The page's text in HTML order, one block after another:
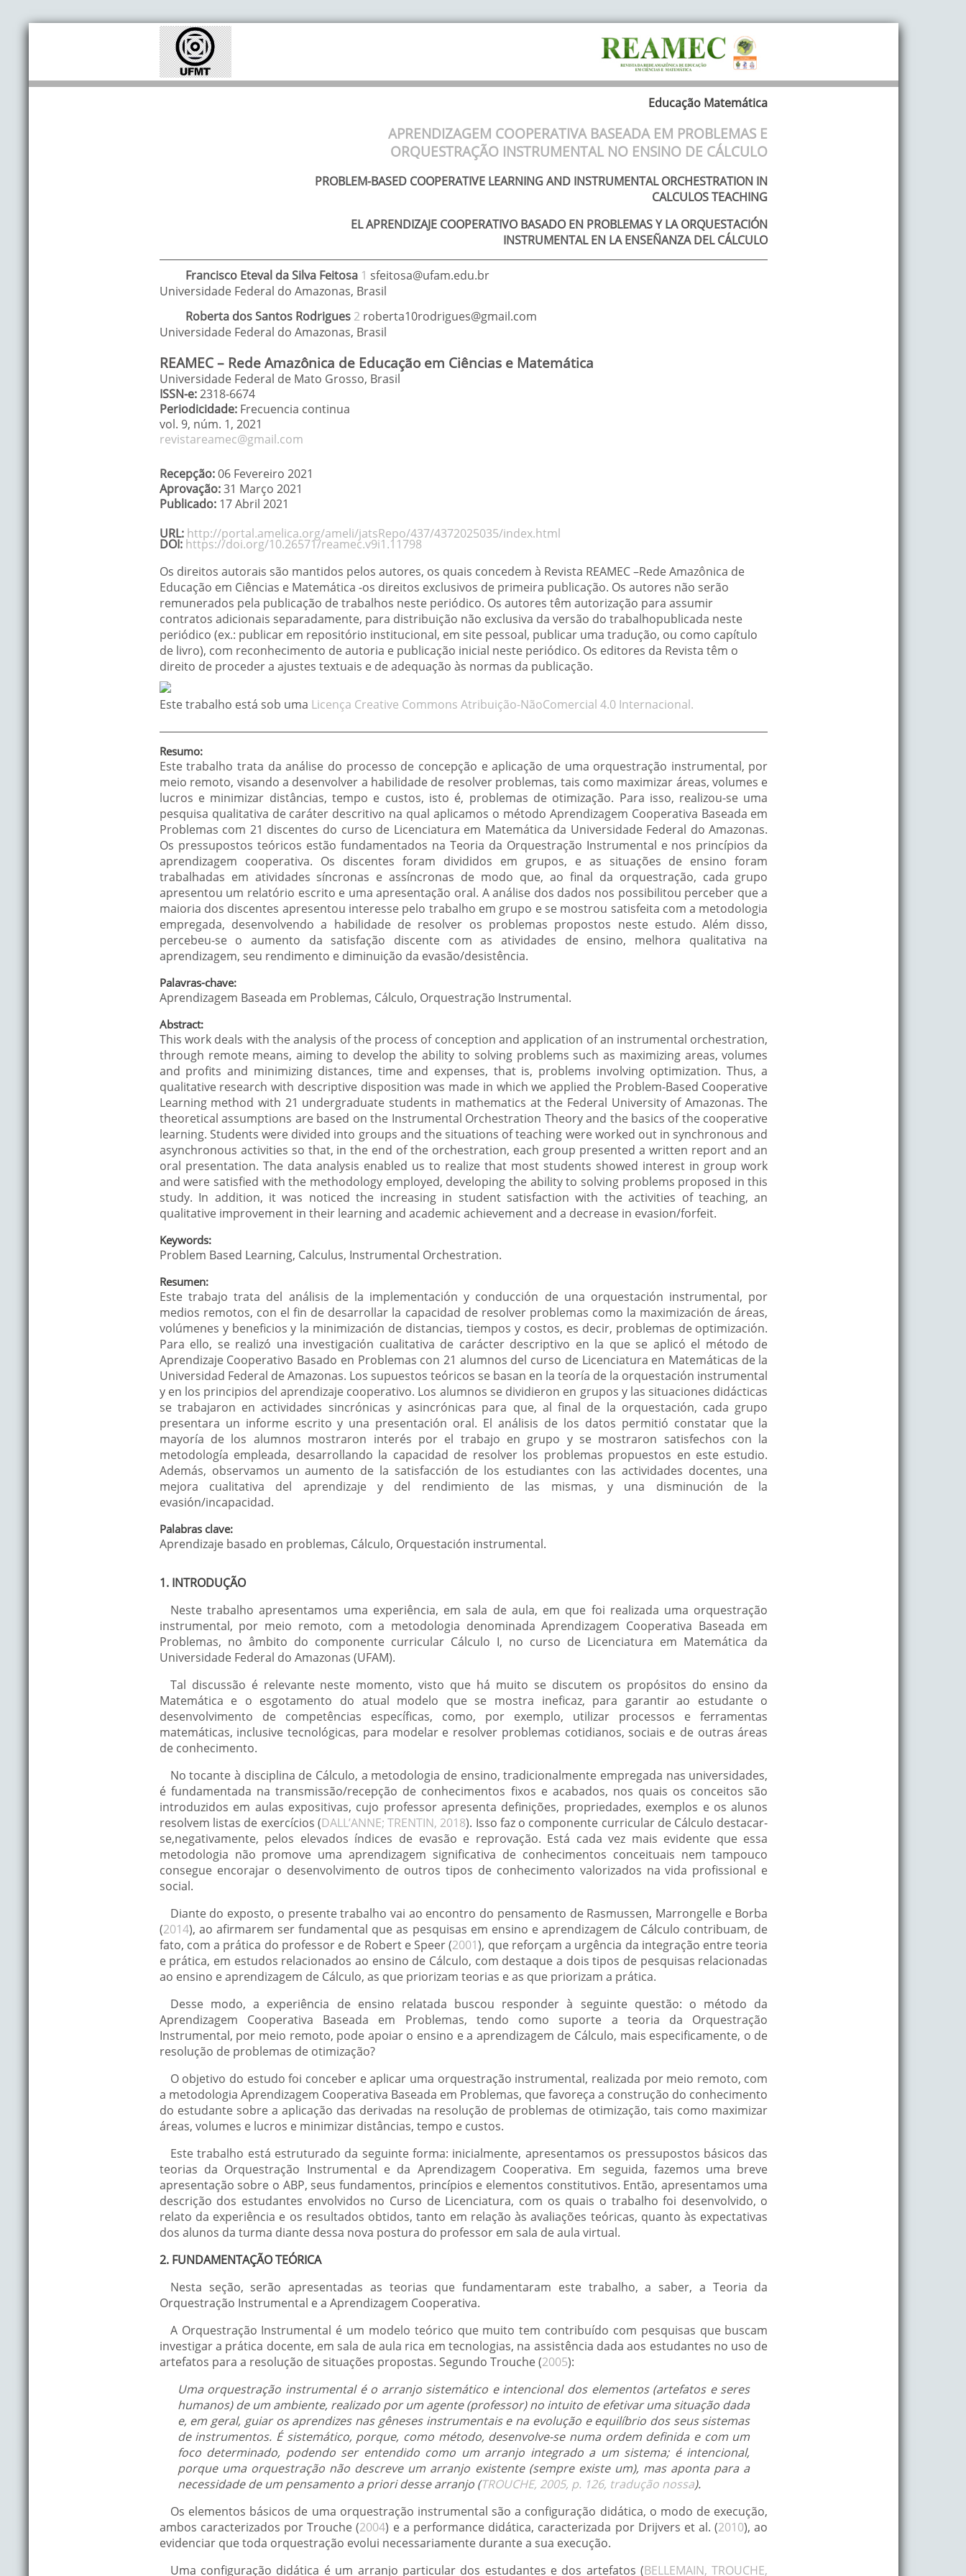
Educação Matemática
APRENDIZAGEM COOPERATIVA BASEADA EM PROBLEMAS E
ORQUESTRAÇÃO INSTRUMENTAL NO ENSINO DE CÁLCULO
PROBLEM-BASED COOPERATIVE LEARNING AND INSTRUMENTAL ORCHESTRATION IN
CALCULOS TEACHING
EL APRENDIZAJE COOPERATIVO BASADO EN PROBLEMAS Y LA ORQUESTACIÓN
INSTRUMENTAL EN LA ENSEÑANZA DEL CÁLCULO
Francisco Eteval da Silva Feitosa 1 sfeitosa@ufam.edu.br
Universidade Federal do Amazonas, Brasil
Roberta dos Santos Rodrigues 2 roberta10rodrigues@gmail.com
Universidade Federal do Amazonas, Brasil
REAMEC – Rede Amazônica de Educação em Ciências e Matemática
Universidade Federal de Mato Grosso, Brasil
ISSN-e:2318-6674
Periodicidade: Frecuencia continua
vol. 9, núm. 1, 2021
revistareamec@gmail.com
Recepção:06 Fevereiro 2021
Aprovação:31 Março 2021
Publicado: 17 Abril 2021
URL: http://portal.amelica.org/ameli/jatsRepo/437/4372025035/index.html
DOI: https://doi.org/10.26571/reamec.v9i1.11798
Os direitos autorais são mantidos pelos autores, os quais concedem à Revista REAMEC –Rede Amazônica de
Educação em Ciências e Matemática -os direitos exclusivos de primeira publicação. Os autores não serão
remunerados pela publicação de trabalhos neste periódico. Os autores têm autorização para assumir
contratos adicionais separadamente, para distribuição não exclusiva da versão do trabalhopublicada neste
periódico (ex.: publicar em repositório institucional, em site pessoal, publicar uma tradução, ou como capítulo
de livro), com reconhecimento de autoria e publicação inicial neste periódico. Os editores da Revista têm o
direito de proceder a ajustes textuais e de adequação às normas da publicação.
Este trabalho está sob uma Licença Creative Commons Atribuição-NãoComercial 4.0 Internacional.
Resumo:
Este trabalho trata da análise do processo de concepção e aplicação de uma orquestração instrumental, por
meio remoto, visando a desenvolver a habilidade de resolver problemas, tais como maximizar áreas, volumes e
lucros e minimizar distâncias, tempo e custos, isto é, problemas de otimização. Para isso, realizou-se uma
pesquisa qualitativa de caráter descritivo na qual aplicamos o método Aprendizagem Cooperativa Baseada em
Problemas com 21 discentes do curso de Licenciatura em Matemática da Universidade Federal do Amazonas.
Os pressupostos teóricos estão fundamentados na Teoria da Orquestração Instrumental e nos princípios da
aprendizagem cooperativa. Os discentes foram divididos em grupos, e as situações de ensino foram
trabalhadas em atividades síncronas e assíncronas de modo que, ao final da orquestração, cada grupo
apresentou um relatório escrito e uma apresentação oral. A análise dos dados nos possibilitou perceber que a
maioria dos discentes apresentou interesse pelo trabalho em grupo e se mostrou satisfeita com a metodologia
empregada, desenvolvendo a habilidade de resolver os problemas propostos neste estudo. Além disso,
percebeu-se o aumento da satisfação discente com as atividades de ensino, melhora qualitativa na
aprendizagem, seu rendimento e diminuição da evasão/desistência.
Palavras-chave:
Aprendizagem Baseada em Problemas, Cálculo, Orquestração Instrumental.
Abstract:
This work deals with the analysis of the process of conception and application of an instrumental orchestration,
through remote means, aiming to develop the ability to solving problems such as maximizing areas, volumes
and profits and minimizing distances, time and expenses, that is, problems involving optimization. Thus, a
qualitative research with descriptive disposition was made in which we applied the Problem-Based Cooperative
Learning method with 21 undergraduate students in mathematics at the Federal University of Amazonas. The
theoretical assumptions are based on the Instrumental Orchestration Theory and the basics of the cooperative
learning. Students were divided into groups and the situations of teaching were worked out in synchronous and
asynchronous activities so that, in the end of the orchestration, each group presented a written report and an
oral presentation. The data analysis enabled us to realize that most students showed interest in group work
and were satisfied with the methodology employed, developing the ability to solving problems proposed in this
study. In addition, it was noticed the increasing in student satisfaction with the activities of teaching, an
qualitative improvement in their learning and academic achievement and a decrease in evasion/forfeit.
Keywords:
Problem Based Learning, Calculus, Instrumental Orchestration.
Resumen:
Este trabajo trata del análisis de la implementación y conducción de una orquestación instrumental, por
medios remotos, con el fin de desarrollar la capacidad de resolver problemas como la maximización de áreas,
volúmenes y beneficios y la minimización de distancias, tiempos y costos, es decir, problemas de optimización.
Para ello, se realizó una investigación cualitativa de carácter descriptivo en la que se aplicó el método de
Aprendizaje Cooperativo Basado en Problemas con 21 alumnos del curso de Licenciatura en Matemáticas de la
Universidad Federal de Amazonas. Los supuestos teóricos se basan en la teoría de la orquestación instrumental
y en los principios del aprendizaje cooperativo. Los alumnos se dividieron en grupos y las situaciones didácticas
se trabajaron en actividades sincrónicas y asincrónicas para que, al final de la orquestación, cada grupo
presentara un informe escrito y una presentación oral. El análisis de los datos permitió constatar que la
mayoría de los alumnos mostraron interés por el trabajo en grupo y se mostraron satisfechos con la
metodología empleada, desarrollando la capacidad de resolver los problemas propuestos en este estudio.
Además, observamos un aumento de la satisfacción de los estudiantes con las actividades docentes, una
mejora cualitativa del aprendizaje y del rendimiento de las mismas, y una disminución de la
evasión/incapacidad.
Palabras clave:
Aprendizaje basado en problemas, Cálculo, Orquestación instrumental.
1. INTRODUÇÃO
Neste trabalho apresentamos uma experiência, em sala de aula, em que foi realizada uma orquestração
instrumental, por meio remoto, com a metodologia denominada Aprendizagem Cooperativa Baseada em
Problemas, no âmbito do componente curricular Cálculo I, no curso de Licenciatura em Matemática da
Universidade Federal do Amazonas (UFAM).
Tal discussão é relevante neste momento, visto que há muito se discutem os propósitos do ensino da
Matemática e o esgotamento do atual modelo que se mostra ineficaz, para garantir ao estudante o
desenvolvimento de competências específicas, como, por exemplo, utilizar processos e ferramentas
matemáticas, inclusive tecnológicas, para modelar e resolver problemas cotidianos, sociais e de outras áreas
de conhecimento.
No tocante à disciplina de Cálculo, a metodologia de ensino, tradicionalmente empregada nas universidades,
é fundamentada na transmissão/recepção de conhecimentos fixos e acabados, nos quais os conceitos são
introduzidos em aulas expositivas, cujo professor apresenta definições, propriedades, exemplos e os alunos
resolvem listas de exercícios (DALL’ANNE; TRENTIN, 2018). Isso faz o componente curricular de Cálculo destacar-
se,negativamente, pelos elevados índices de evasão e reprovação. Está cada vez mais evidente que essa
metodologia não promove uma aprendizagem significativa de conhecimentos conceituais nem tampouco
consegue encorajar o desenvolvimento de outros tipos de conhecimento valorizados na vida profissional e
social.
Diante do exposto, o presente trabalho vai ao encontro do pensamento de Rasmussen, Marrongelle e Borba
(2014), ao afirmarem ser fundamental que as pesquisas em ensino e aprendizagem de Cálculo contribuam, de
fato, com a prática do professor e de Robert e Speer (2001), que reforçam a urgência da integração entre teoria
e prática, em estudos relacionados ao ensino de Cálculo, com destaque a dois tipos de pesquisas relacionadas
ao ensino e aprendizagem de Cálculo, as que priorizam teorias e as que priorizam a prática.
Desse modo, a experiência de ensino relatada buscou responder à seguinte questão: o método da
Aprendizagem Cooperativa Baseada em Problemas, tendo como suporte a teoria da Orquestração
Instrumental, por meio remoto, pode apoiar o ensino e a aprendizagem de Cálculo, mais especificamente, o de
resolução de problemas de otimização?
O objetivo do estudo foi conceber e aplicar uma orquestração instrumental, realizada por meio remoto, com
a metodologia Aprendizagem Cooperativa Baseada em Problemas, que favoreça a construção do conhecimento
do estudante sobre a aplicação das derivadas na resolução de problemas de otimização, tais como maximizar
áreas, volumes e lucros e minimizar distâncias, tempo e custos.
Este trabalho está estruturado da seguinte forma: inicialmente, apresentamos os pressupostos básicos das
teorias da Orquestração Instrumental e da Aprendizagem Cooperativa. Em seguida, fazemos uma breve
apresentação sobre o ABP, seus fundamentos, princípios e elementos constitutivos. Então, apresentamos uma
descrição dos estudantes envolvidos no Curso de Licenciatura, com os quais o trabalho foi desenvolvido, o
relato da experiência e os resultados obtidos, tanto em relação às avaliações teóricas, quanto às expectativas
dos alunos da turma diante dessa nova postura do professor em sala de aula virtual.
2. FUNDAMENTAÇÃO TEÓRICA
Nesta seção, serão apresentadas as teorias que fundamentaram este trabalho, a saber, a Teoria da
Orquestração Instrumental e a Aprendizagem Cooperativa.
A Orquestração Instrumental é um modelo teórico que muito tem contribuído com pesquisas que buscam
investigar a prática docente, em sala de aula rica em tecnologias, na assistência dada aos estudantes no uso de
artefatos para a resolução de situações propostas. Segundo Trouche (2005):
Uma orquestração instrumental é o arranjo sistemático e intencional dos elementos (artefatos e seres
humanos) de um ambiente, realizado por um agente (professor) no intuito de efetivar uma situação dada
e, em geral, guiar os aprendizes nas gêneses instrumentais e na evolução e equilíbrio dos seus sistemas
de instrumentos. É sistemático, porque, como método, desenvolve-se numa ordem definida e com um
foco determinado, podendo ser entendido como um arranjo integrado a um sistema; é intencional,
porque uma orquestração não descreve um arranjo existente (sempre existe um), mas aponta para a
necessidade de um pensamento a priori desse arranjo (TROUCHE, 2005, p. 126, tradução nossa).
Os elementos básicos de uma orquestração instrumental são a configuração didática, o modo de execução,
ambos caracterizados por Trouche (2004) e a performance didática, caracterizada por Drijvers et al. (2010), ao
evidenciar que toda orquestração evolui necessariamente durante a sua execução.
Uma configuração didática é um arranjo particular dos estudantes e dos artefatos (BELLEMAIN, TROUCHE,